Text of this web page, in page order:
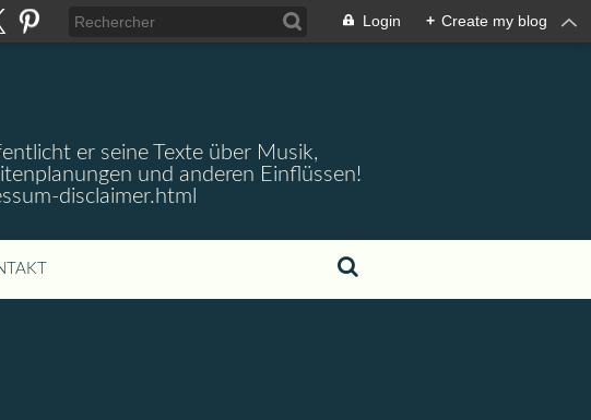
Login + Create my blog
er seine Texte über Musik,
und anderen Einflüssen!
disclaimer.html